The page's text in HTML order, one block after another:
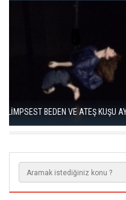
18. İSTANBUL